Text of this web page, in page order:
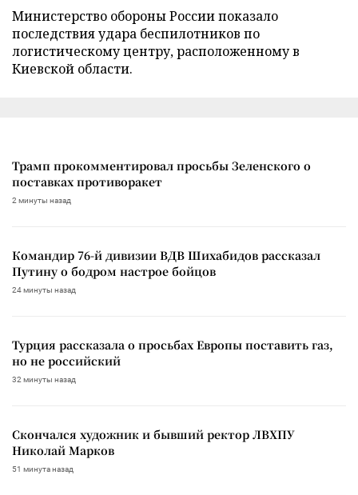
Министерство обороны России показало
последствия удара беспилотников по
логистическому центру, расположенному в
Киевской области.
Трамп прокомментировал просьбы Зеленского о
поставках противоракет
2 минуты назад
Командир 76-й дивизии ВДВ Шихабидов рассказал
Путину о бодром настрое бойцов
24 минуты назад
Турция рассказала о просьбах Европы поставить газ,
но не российский
32 минуты назад
Скончался художник и бывший ректор ЛВХПУ
Николай Марков
51 минута назад